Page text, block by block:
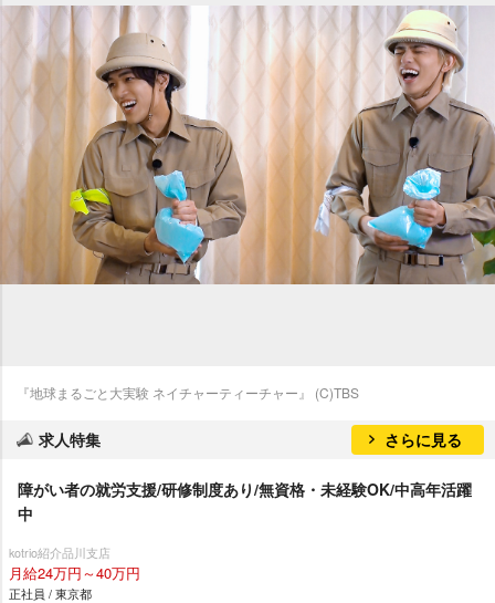
『地球まるごと大実験 ネイチャーティーチャー』 (C)TBS
求人特集 さらに見る
障がい者の就労支援/研修制度あり/無資格・未経験OK/中高年活躍
中
kotrio紹介品川支店
月給24万円～40万円
正社員 / 東京都